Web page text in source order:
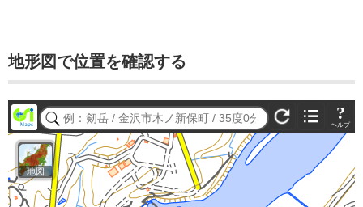
地形図で位置を確認する